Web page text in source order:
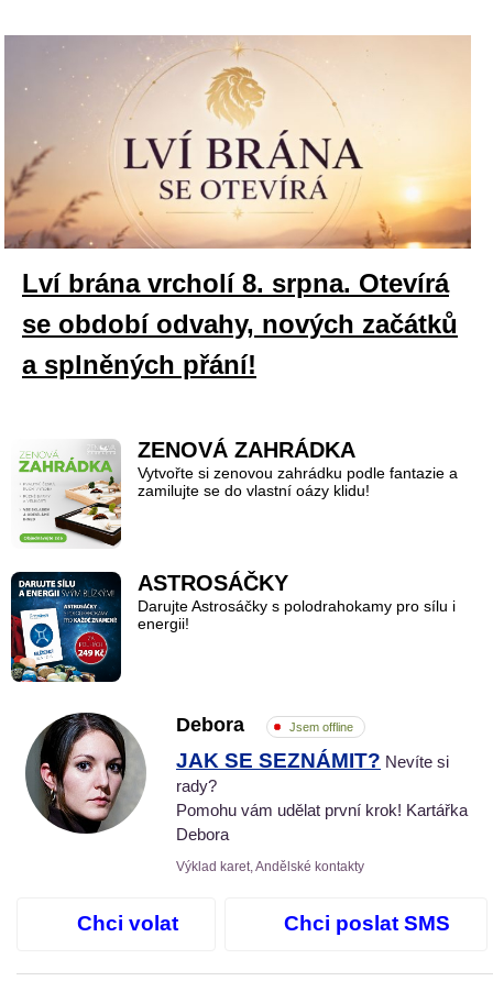
Lví brána vrcholí 8. srpna. Otevírá
se období odvahy, nových začátků
a splněných přání!
ZENOVÁ ZAHRÁDKA
Vytvořte si zenovou zahrádku podle fantazie a
zamilujte se do vlastní oázy klidu!
ASTROSÁČKY
Darujte Astrosáčky s polodrahokamy pro sílu i
energii!
Debora Jsem offline
JAK SE SEZNÁMIT? Nevíte si
rady?
Pomohu vám udělat první krok! Kartářka
Debora
Výklad karet, Andělské kontakty
Chci volat Chci poslat SMS